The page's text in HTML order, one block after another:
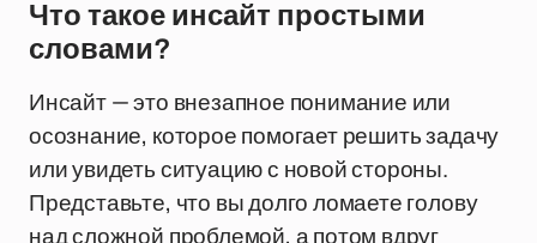
Что такое инсайт простыми
словами?
Инсайт — это внезапное понимание или
осознание, которое помогает решить задачу
или увидеть ситуацию с новой стороны.
Представьте, что вы долго ломаете голову
над сложной проблемой, а потом вдруг